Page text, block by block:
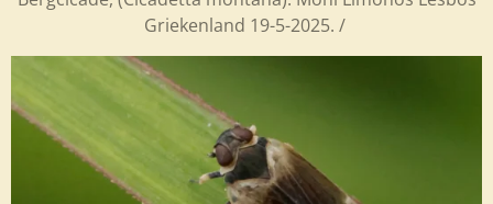
Griekenland 19-5-2025. /